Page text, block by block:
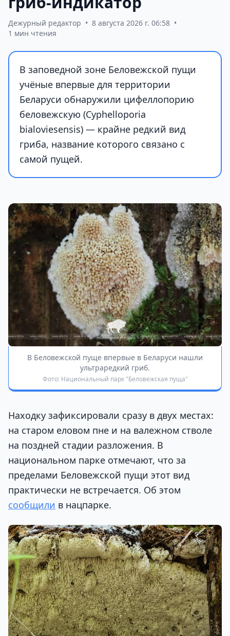
Дежурный редактор • 8 августа 2026 г. 06:58 •
1 мин чтения
В заповедной зоне Беловежской пущи
учёные впервые для территории
Беларуси обнаружили цифеллопорию
беловежскую (Cyphelloporia
bialoviesensis) — крайне редкий вид
гриба, название которого связано с
самой пущей.
В Беловежской пуще впервые в Беларуси нашли
ультраредкий гриб.
Фото: Национальный парк "Беловежская пуща"
Находку зафиксировали сразу в двух местах:
на старом еловом пне и на валежном стволе
на поздней стадии разложения. В
национальном парке отмечают, что за
пределами Беловежской пущи этот вид
практически не встречается. Об этом
сообщили в нацпарке.